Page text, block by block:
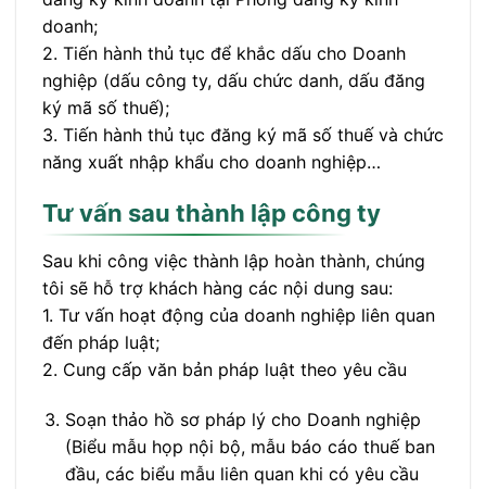
doanh;
2. Tiến hành thủ tục để khắc dấu cho Doanh
nghiệp (dấu công ty, dấu chức danh, dấu đăng
ký mã số thuế);
3. Tiến hành thủ tục đăng ký mã số thuế và chức
năng xuất nhập khẩu cho doanh nghiệp…
Tư vấn sau thành lập công ty
Sau khi công việc thành lập hoàn thành, chúng
tôi sẽ hỗ trợ khách hàng các nội dung sau:
1. Tư vấn hoạt động của doanh nghiệp liên quan
đến pháp luật;
2. Cung cấp văn bản pháp luật theo yêu cầu
Soạn thảo hồ sơ pháp lý cho Doanh nghiệp
(Biểu mẫu họp nội bộ, mẫu báo cáo thuế ban
đầu, các biểu mẫu liên quan khi có yêu cầu